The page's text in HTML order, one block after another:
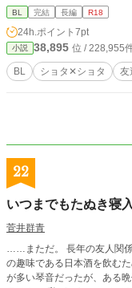
す。 ※注意書きが増える場
BL 完結 長編 R18
24h.ポイント 7pt
小説 38,895 位 / 228,955
BL ショタ✕ショタ 友
22
いつまでもたぬき寝
菅井群青
……まただ。 長年の友人関係である俊とは気の置けない友のはずだった。共通
の趣味である日本酒を飲む
が多い琴音だったが、ある